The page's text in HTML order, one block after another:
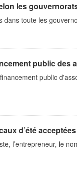
les
dans toute les
public des
public
d’été
l’entrepreneur, le